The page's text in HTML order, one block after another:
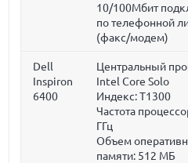
10/100Мбит
по телефонной
(факс/модем)
Dell
Inspiron
6400
Центральный
Intel Core Solo
Индекс: T1300
Частота
ГГц
Объем
памяти: 512 МБ